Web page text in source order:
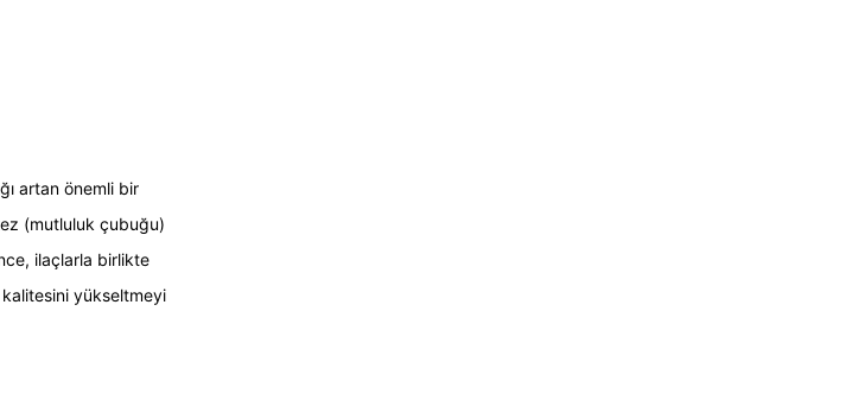
artan önemli bir
(mutluluk çubuğu)
ilaçlarla birlikte
kalitesini yükseltmeyi